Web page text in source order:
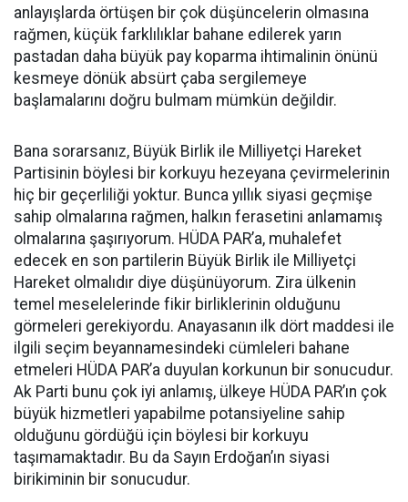
anlayışlarda örtüşen bir çok düşüncelerin olmasına
rağmen, küçük farklılıklar bahane edilerek yarın
pastadan daha büyük pay koparma ihtimalinin önünü
kesmeye dönük absürt çaba sergilemeye
başlamalarını doğru bulmam mümkün değildir.
Bana sorarsanız, Büyük Birlik ile Milliyetçi Hareket
Partisinin böylesi bir korkuyu hezeyana çevirmelerinin
hiç bir geçerliliği yoktur. Bunca yıllık siyasi geçmişe
sahip olmalarına rağmen, halkın ferasetini anlamamış
olmalarına şaşırıyorum. HÜDA PAR’a, muhalefet
edecek en son partilerin Büyük Birlik ile Milliyetçi
Hareket olmalıdır diye düşünüyorum. Zira ülkenin
temel meselelerinde fikir birliklerinin olduğunu
görmeleri gerekiyordu. Anayasanın ilk dört maddesi ile
ilgili seçim beyannamesindeki cümleleri bahane
etmeleri HÜDA PAR’a duyulan korkunun bir sonucudur.
Ak Parti bunu çok iyi anlamış, ülkeye HÜDA PAR’ın çok
büyük hizmetleri yapabilme potansiyeline sahip
olduğunu gördüğü için böylesi bir korkuyu
taşımamaktadır. Bu da Sayın Erdoğan’ın siyasi
birikiminin bir sonucudur.